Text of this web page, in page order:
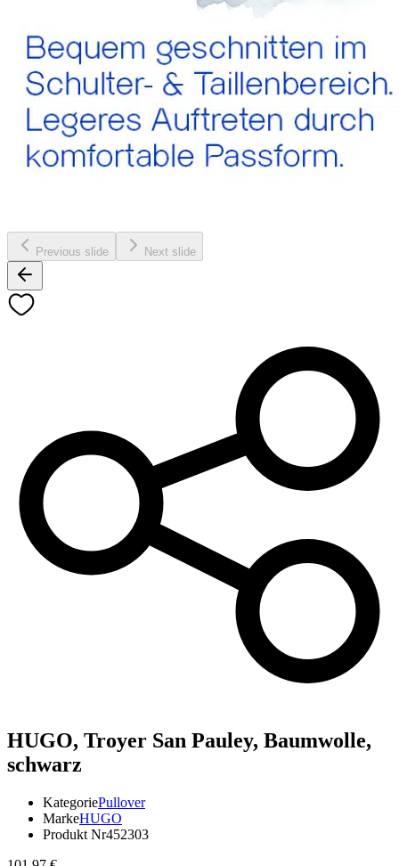
Previous slide Next slide
HUGO, Troyer San Pauley, Baumwolle,
schwarz
KategoriePullover
MarkeHUGO
Produkt Nr452303